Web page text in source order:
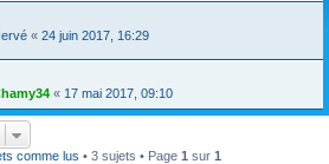
« 24 juin 2017, 16:29
« 17 mai 2017, 09:10
comme lus • 3 sujets • Page 1 sur 1